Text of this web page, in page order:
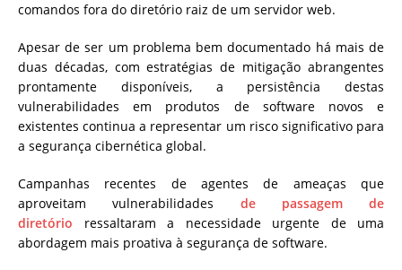
comandos fora do diretório raiz de um servidor web.
Apesar de ser um problema bem documentado há mais de
duas décadas, com estratégias de mitigação abrangentes
prontamente disponíveis, a persistência destas
vulnerabilidades em produtos de software novos e
existentes continua a representar um risco significativo para
a segurança cibernética global.
Campanhas recentes de agentes de ameaças que
aproveitam vulnerabilidades de passagem de
diretório ressaltaram a necessidade urgente de uma
abordagem mais proativa à segurança de software.